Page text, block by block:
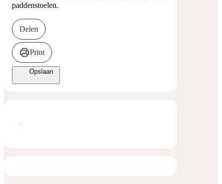
paddenstoelen.
Delen
Print
Opslaan